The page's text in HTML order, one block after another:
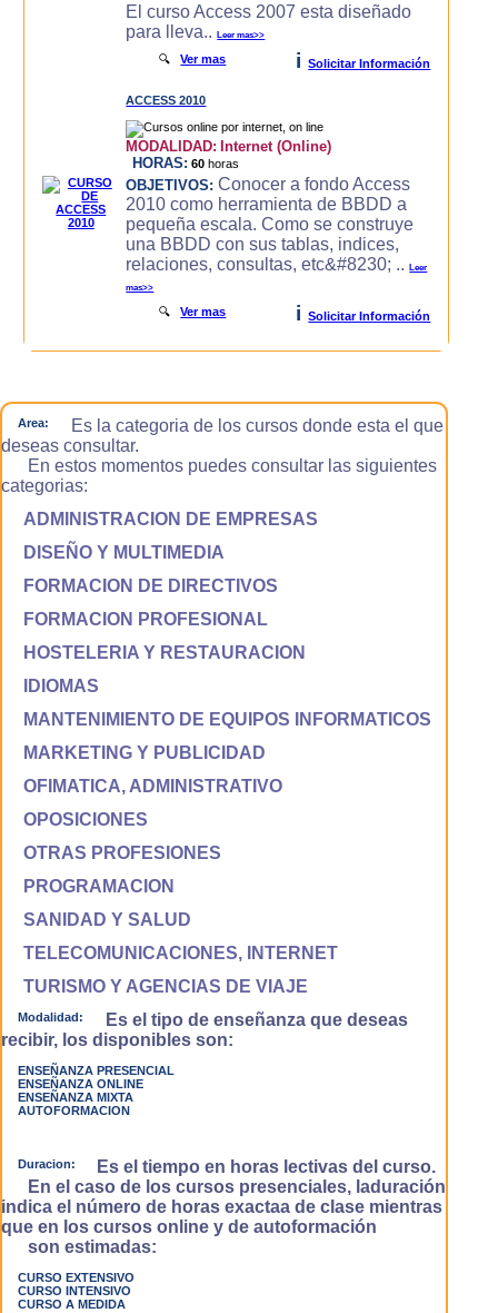
El curso Access 2007 esta diseñado
para lleva..Leer mas>>
🔍Ver mas i Solicitar Información
ACCESS 2010
MODALIDAD: Internet (Online)
HORAS: 60 horas
OBJETIVOS: Conocer a fondo Access
2010 como herramienta de BBDD a
pequeña escala. Como se construye
una BBDD con sus tablas, indices,
relaciones, consultas, etc&#8230; ..Leer
mas>>
🔍Ver mas i Solicitar Información
Area:
Es la categoria de los cursos donde esta el que
deseas consultar.
En estos momentos puedes consultar las siguientes
categorias:
ADMINISTRACION DE EMPRESAS
DISEÑO Y MULTIMEDIA
FORMACION DE DIRECTIVOS
FORMACION PROFESIONAL
HOSTELERIA Y RESTAURACION
IDIOMAS
MANTENIMIENTO DE EQUIPOS INFORMATICOS
MARKETING Y PUBLICIDAD
OFIMATICA, ADMINISTRATIVO
OPOSICIONES
OTRAS PROFESIONES
PROGRAMACION
SANIDAD Y SALUD
TELECOMUNICACIONES, INTERNET
TURISMO Y AGENCIAS DE VIAJE
Modalidad:
Es el tipo de enseñanza que deseas
recibir, los disponibles son:
ENSEÑANZA PRESENCIAL
ENSEÑANZA ONLINE
ENSEÑANZA MIXTA
AUTOFORMACION
Duracion:
Es el tiempo en horas lectivas del curso.
En el caso de los cursos presenciales, laduración
indica el número de horas exactaa de clase mientras
que en los cursos online y de autoformación
son estimadas:
CURSO EXTENSIVO
CURSO INTENSIVO
CURSO A MEDIDA